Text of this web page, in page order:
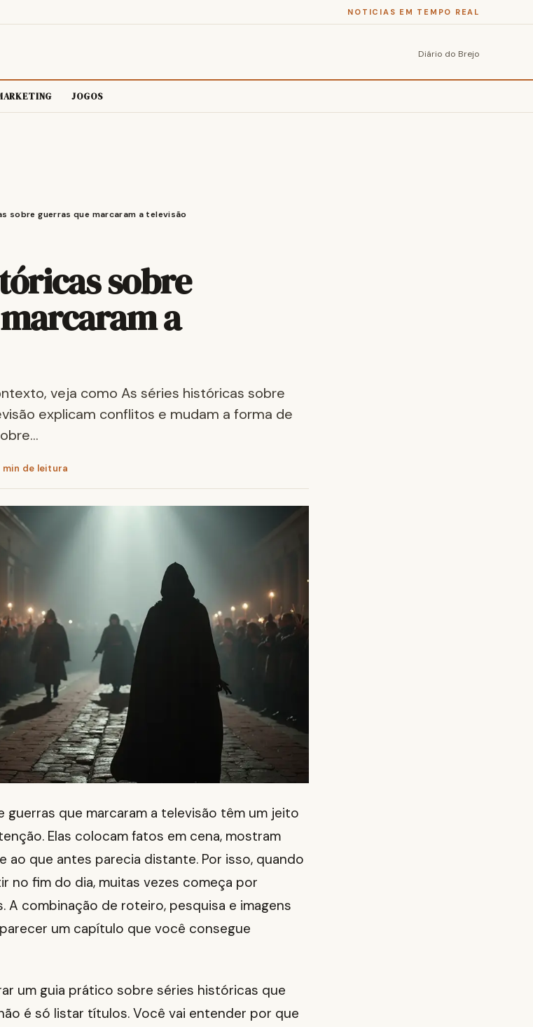
NOTICIAS EM TEMPO REAL
Diário do Brejo
JOGOS
sobre guerras que marcaram a televisão
sobre
a
veja como As séries históricas sobre
explicam conflitos e mudam a forma de
min de leitura
que marcaram a televisão têm um jeito
Elas colocam fatos em cena, mostram
ao que antes parecia distante. Por isso, quando
no fim do dia, muitas vezes começa por
A combinação de roteiro, pesquisa e imagens
um capítulo que você consegue
um guia prático sobre séries históricas que
é só listar títulos. Você vai entender por que